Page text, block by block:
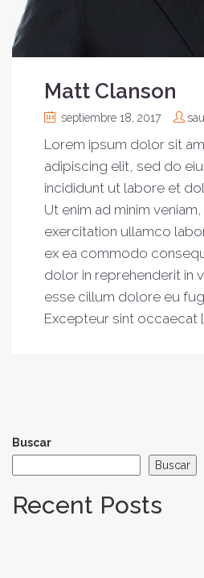
Matt Clanson
septiembre 18, 2017
Lorem ipsum dolor sit
adipiscing elit, sed do
incididunt ut labore et
Ut enim ad minim
exercitation ullamco
ex ea commodo
dolor in reprehenderit in
esse cillum dolore eu
Excepteur sint occaecat
Buscar
Buscar
Recent Posts